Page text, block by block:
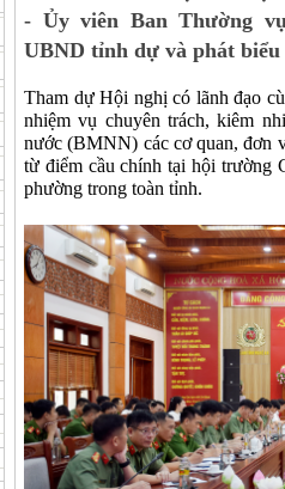
- Ủy viên Ban Thường
UBND tỉnh dự và phát biểu
Tham dự Hội nghị có lãnh đạo
nhiệm vụ chuyên trách, kiêm
nước (BMNN) các cơ quan, đơn
từ điểm cầu chính tại hội trường
phường trong toàn tỉnh.